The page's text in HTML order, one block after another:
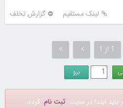
لینک مستقیم گزارش تخلف
1 از 1
ابتدا در سایت ثبت نام کرده،